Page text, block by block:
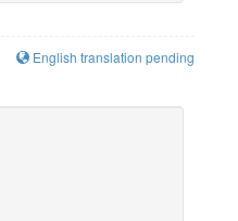
English translation pending